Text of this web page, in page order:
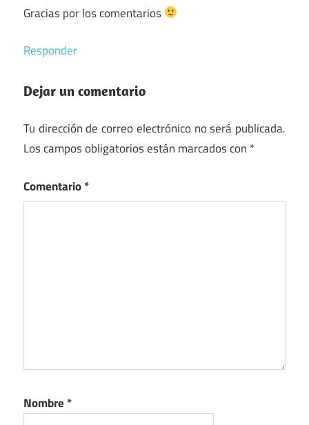
Gracias por los comentarios
Responder
Dejar un comentario
Tu dirección de correo electrónico no será publicada.
Los campos obligatorios están marcados con *
Comentario*
Nombre *